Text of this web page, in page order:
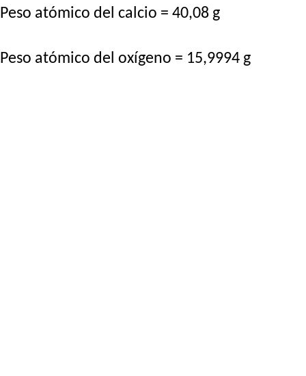
Peso atómico del calcio = 40,08 g
Peso atómico del oxígeno = 15,9994 g